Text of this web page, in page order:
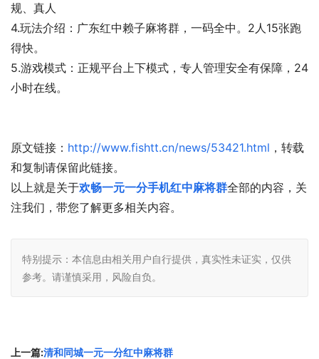
规、真人
4.玩法介绍：广东红中赖子麻将群，一码全中。2人15张跑
得快。
5.游戏模式：正规平台上下模式，专人管理安全有保障，24
小时在线。
原文链接： http://www.fishtt.cn/news/53421.html ，转载
和复制请保留此链接。
以上就是关于欢畅一元一分手机红中麻将群全部的内容，关
注我们，带您了解更多相关内容。
特别提示：本信息由相关用户自行提供，真实性未证实，仅供
参考。请谨慎采用，风险自负。
上一篇:清和同城一元一分红中麻将群